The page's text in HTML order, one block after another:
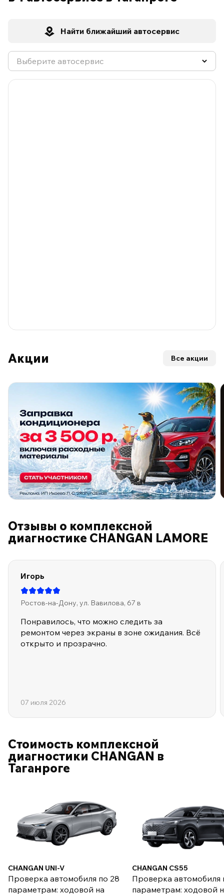
Найти ближайший автосервис
Акции Все акции
Отзывы о комплексной
диагностике CHANGAN LAMORE
Игорь
Ростов-на-Дону, ул. Вавилова, 67 в
Понравилось, что можно следить за
ремонтом через экраны в зоне ожидания. Всё
открыто и прозрачно.
07 июля 2026
Стоимость комплексной
диагностики CHANGAN в
Таганроге
CHANGAN UNI-V
Проверка автомобиля по 28
параметрам: ходовой на
CHANGAN CS55
Проверка автомобиля
параметрам: ходовой